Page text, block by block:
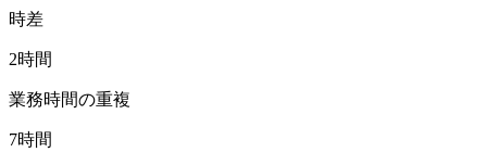
時差
2時間
業務時間の重複
7時間